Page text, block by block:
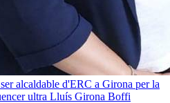
alcaldable d'ERC a Girona per la
ultra Lluís Girona Boffi